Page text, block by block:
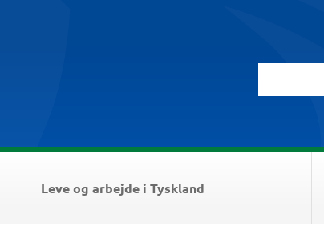
Leve og arbejde i Tyskland